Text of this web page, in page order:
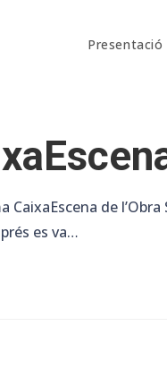
Presentació
CaixaEscena de
es va…